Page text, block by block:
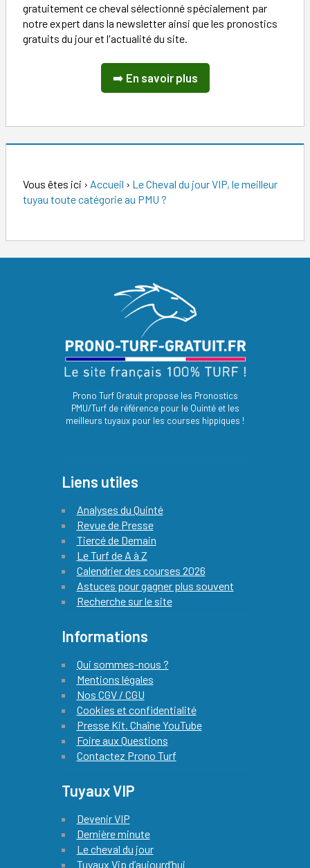
gratuitement ce cheval sélectionné spécialement par
notre expert dans la newsletter ainsi que les pronostics
gratuits du jour et l'actualité du site.
➡️ En savoir plus
Vous êtes ici › Accueil › Le Cheval du jour VIP, le meilleur
tuyau toute catégorie au PMU ?
Prono Turf Gratuit propose les Pronostics
PMU/Turf de référence pour le Quinté et les
meilleurs tuyaux pour les courses hippiques !
Liens utiles
Analyses du Quinté
Revue de Presse
Tiercé de Demain
Le Turf de A à Z
Calendrier des courses 2026
Astuces pour gagner plus souvent
Recherche sur le site
Informations
Qui sommes-nous ?
Mentions légales
Nos CGV / CGU
Cookies et confidentialité
Presse Kit. Chaîne YouTube
Foire aux Questions
Contactez Prono Turf
Tuyaux VIP
Devenir VIP
Dernière minute
Le cheval du jour
Tuyaux Vip d’aujourd’hui